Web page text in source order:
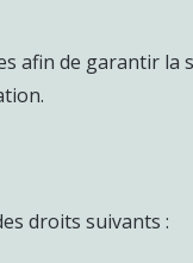
afin de garantir la
droits suivants :